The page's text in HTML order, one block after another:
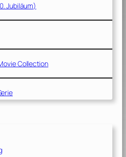
Jubiläum)
Collection